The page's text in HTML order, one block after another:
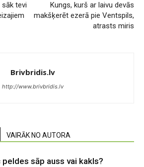
tevi
Kungs, kurš ar laivu devās
makšķerēt ezerā pie Ventspils,
atrasts miris
Brivbridis.lv
http://www.brivbridis.lv
VAIRĀK NO AUTORA
peldes sāp auss vai kakls?